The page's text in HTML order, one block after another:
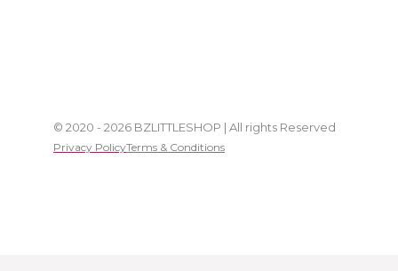
© 2020 - 2026 BZLITTLESHOP | All rights Reserved
Privacy PolicyTerms & Conditions